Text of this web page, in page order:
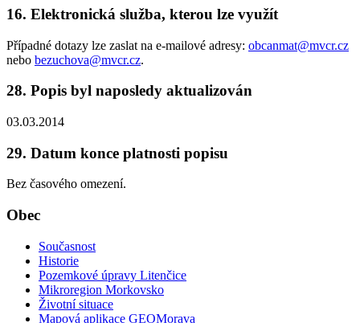
16. Elektronická služba, kterou lze využít
Případné dotazy lze zaslat na e-mailové adresy: obcanmat@mvcr.cz
nebo bezuchova@mvcr.cz.
28. Popis byl naposledy aktualizován
03.03.2014
29. Datum konce platnosti popisu
Bez časového omezení.
Obec
Současnost
Historie
Pozemkové úpravy Litenčice
Mikroregion Morkovsko
Životní situace
Mapová aplikace GEOMorava